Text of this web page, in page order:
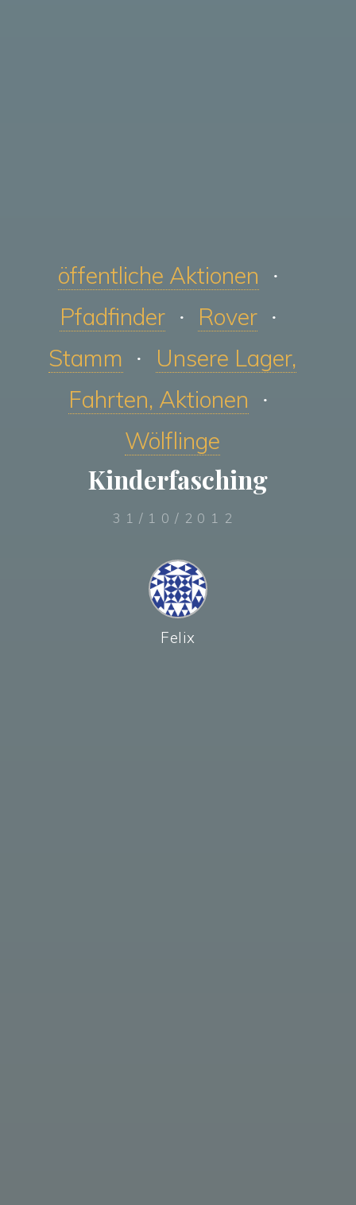
öffentliche Aktionen
Pfadfinder
Rover
Stamm
Unsere Lager,
Fahrten, Aktionen
Wölflinge
Kinderfasching
31/10/2012
Felix